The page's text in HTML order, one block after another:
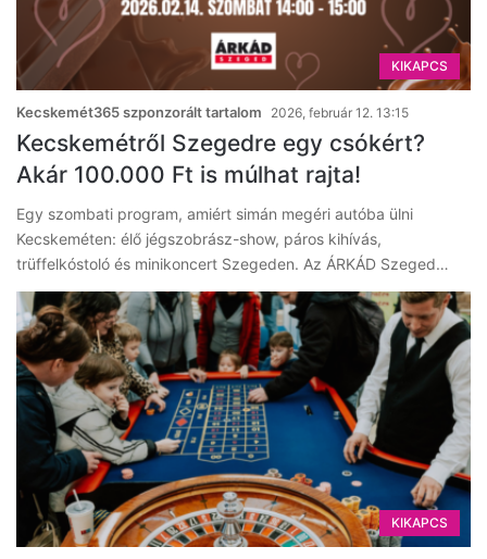
KIKAPCS
Kecskemét365 szponzorált tartalom 2026, február 12. 13:15
Kecskemétről Szegedre egy csókért?
Akár 100.000 Ft is múlhat rajta!
Egy szombati program, amiért simán megéri autóba ülni
Kecskeméten: élő jégszobrász-show, páros kihívás,
trüffelkóstoló és minikoncert Szegeden. Az ÁRKÁD Szeged…
KIKAPCS